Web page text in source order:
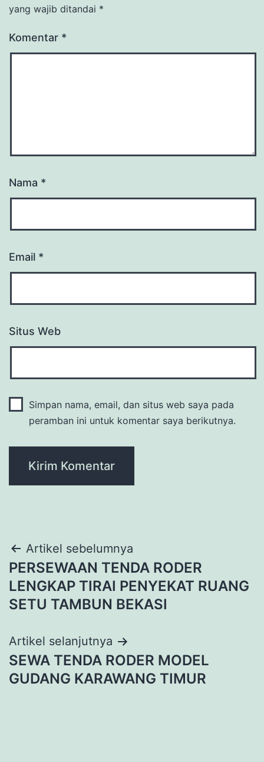
yang wajib ditandai *
Komentar *
Nama *
Email *
Situs Web
Simpan nama, email, dan situs web saya pada
peramban ini untuk komentar saya berikutnya.
Navigasi
pos
Artikel sebelumnya
PERSEWAAN TENDA RODER
LENGKAP TIRAI PENYEKAT RUANG
SETU TAMBUN BEKASI
Artikel selanjutnya
SEWA TENDA RODER MODEL
GUDANG KARAWANG TIMUR